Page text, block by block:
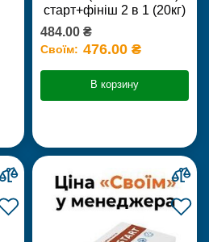
старт+фініш 2 в 1 (20кг)
484.00 ₴
Своїм: 476.00 ₴
В корзину